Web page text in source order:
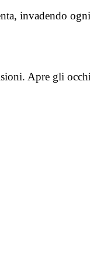
invadendo
Apre gli